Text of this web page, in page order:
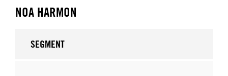
NOA HARMON
SEGMENT